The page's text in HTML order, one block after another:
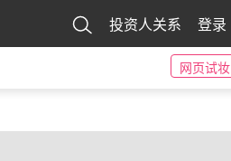
投资人关系 登录
网页试妆